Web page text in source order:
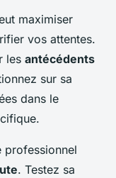
maximiser
vos attentes.
les antécédents
sur sa
dans le
professionnel
. Testez sa